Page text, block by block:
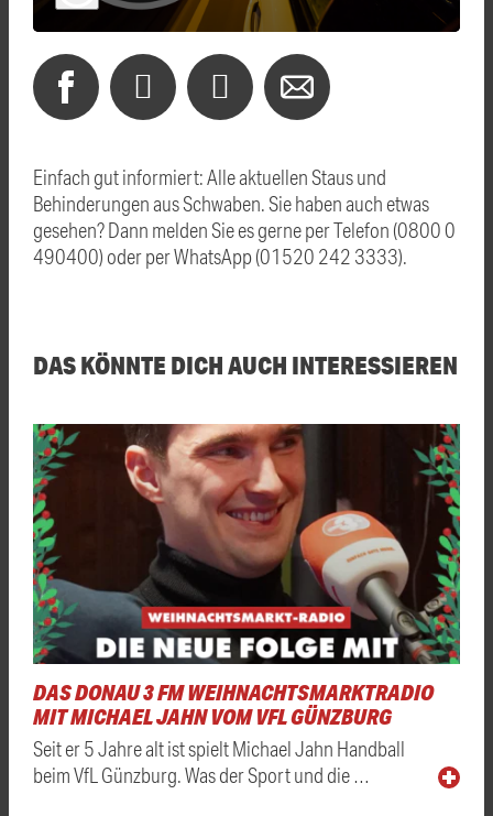
Einfach gut informiert: Alle aktuellen Staus und
Behinderungen aus Schwaben. Sie haben auch etwas
gesehen? Dann melden Sie es gerne per Telefon (0800 0
490400) oder per WhatsApp (01520 242 3333).
DAS KÖNNTE DICH AUCH INTERESSIEREN
DAS DONAU 3 FM WEIHNACHTSMARKTRADIO
MIT MICHAEL JAHN VOM VFL GÜNZBURG
Seit er 5 Jahre alt ist spielt Michael Jahn Handball
beim VfL Günzburg. Was der Sport und die …